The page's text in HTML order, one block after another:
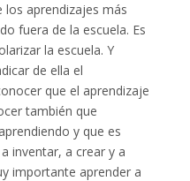
los aprendizajes más
fuera de la escuela. Es
la escuela. Y
de ella el
que el aprendizaje
también que
y que es
inventar, a crear y a
importante aprender a